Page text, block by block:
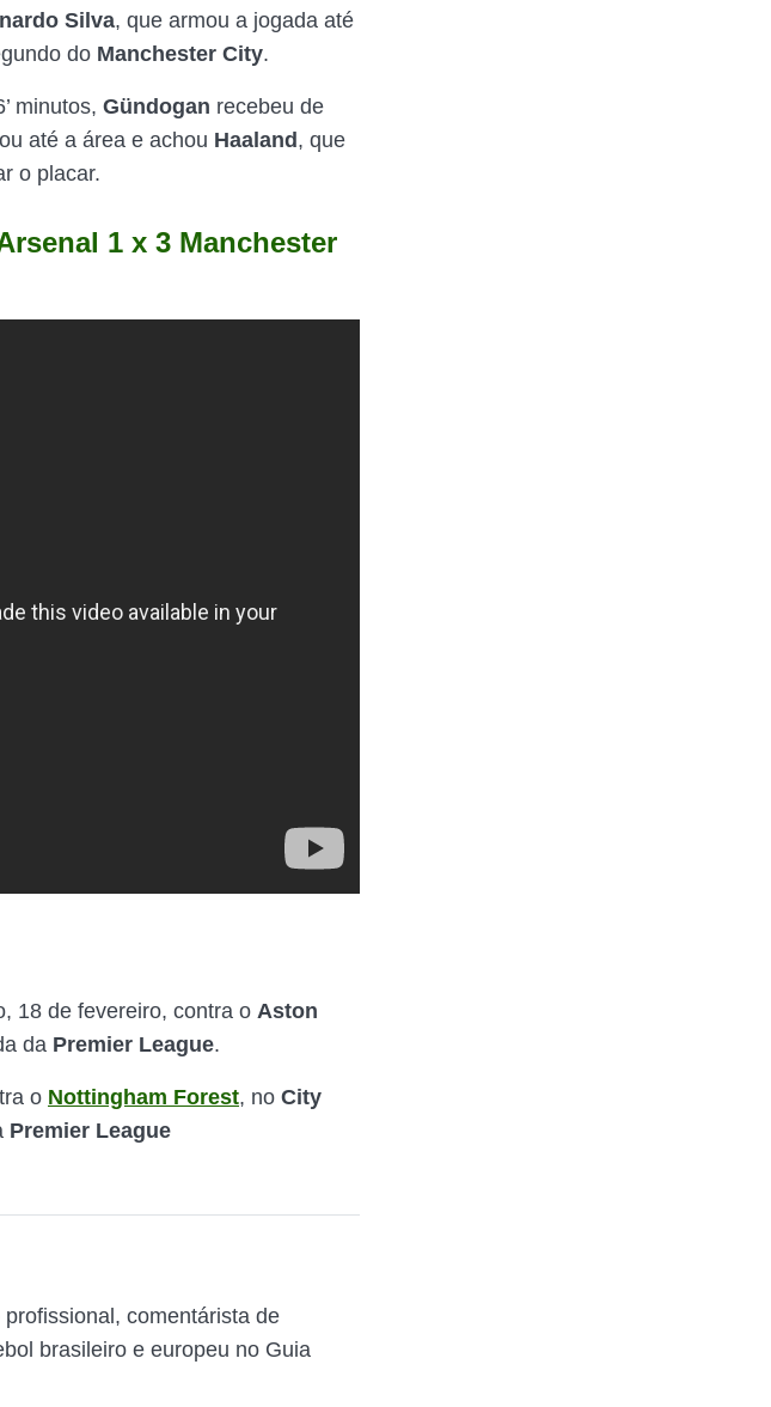
Silva, que armou a jogada até
do Manchester City.
minutos, Gündogan recebeu de
até a área e achou Haaland , que
o placar.
1 x 3 Manchester
18 de fevereiro, contra o Aston
da Premier League.
o Nottingham Forest, no City
Premier League
comentárista de
brasileiro e europeu no Guia